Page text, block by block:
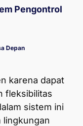
Pengontrol
Depan
karena dapat
fleksibilitas
sistem ini
lingkungan